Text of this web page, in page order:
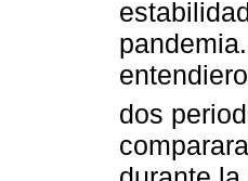
dos